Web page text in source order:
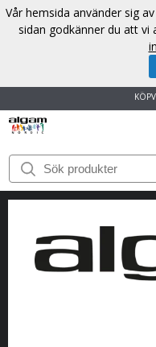
START
VARUMÄRKEN
NYHETER
Vår hemsida använder sig
sidan godkänner du att vi